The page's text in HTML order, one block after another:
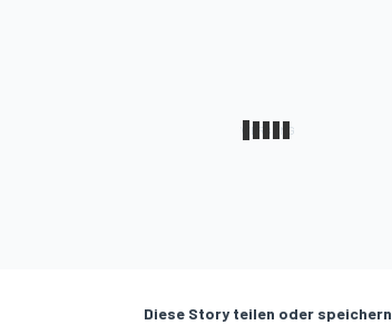
Diese Story teilen oder speichern